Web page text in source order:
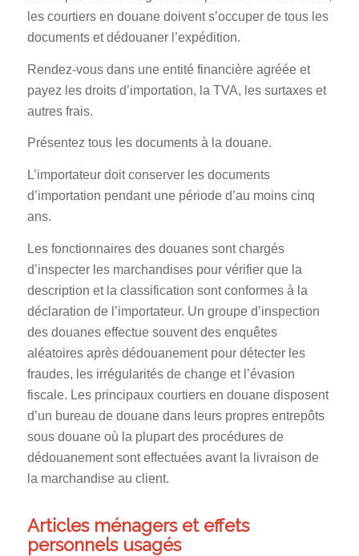
les courtiers en douane doivent s’occuper de tous les
documents et dédouaner l’expédition.
Rendez-vous dans une entité financière agréée et
payez les droits d’importation, la TVA, les surtaxes et
autres frais.
Présentez tous les documents à la douane.
L’importateur doit conserver les documents
d’importation pendant une période d’au moins cinq
ans.
Les fonctionnaires des douanes sont chargés
d’inspecter les marchandises pour vérifier que la
description et la classification sont conformes à la
déclaration de l’importateur. Un groupe d’inspection
des douanes effectue souvent des enquêtes
aléatoires après dédouanement pour détecter les
fraudes, les irrégularités de change et l’évasion
fiscale. Les principaux courtiers en douane disposent
d’un bureau de douane dans leurs propres entrepôts
sous douane où la plupart des procédures de
dédouanement sont effectuées avant la livraison de
la marchandise au client.
Articles ménagers et effets
personnels usagés